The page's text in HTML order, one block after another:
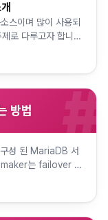
스이며 많이 사용되
로 다루고자 합니다.
방법 #
성 된 MariaDB 서
는 failover 수